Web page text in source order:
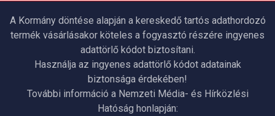
A Kormány döntése alapján a kereskedő tartós adathordozó
termék vásárlásakor köteles a fogyasztó részére ingyenes
adattörlő kódot biztosítani.
Használja az ingyenes adattörlő kódot adatainak
biztonsága érdekében!
További információ a Nemzeti Média- és Hírközlési
Hatóság honlapján: